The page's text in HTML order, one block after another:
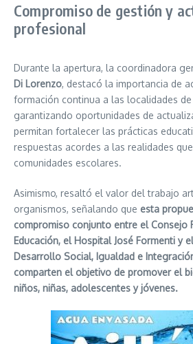
Compromiso de gestión y
profesional
Durante la apertura, la coordinadora
Di Lorenzo, destacó la importancia de
formación continua a las localidades
garantizando oportunidades de
permitan fortalecer las prácticas
respuestas acordes a las realidades
comunidades escolares.
Asimismo, resaltó el valor del trabajo
organismos, señalando que esta
compromiso conjunto entre el Consejo
Educación, el Hospital José Formenti y
Desarrollo Social, Igualdad e
comparten el objetivo de promover el
niños, niñas, adolescentes y jóvenes.